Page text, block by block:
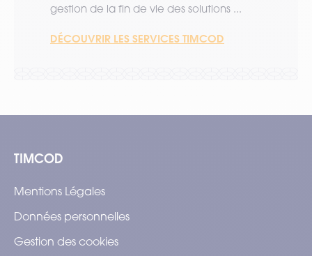
gestion de la fin de vie des solutions ...
DÉCOUVRIR LES SERVICES TIMCOD
TIMCOD
Mentions Légales
Données personnelles
Gestion des cookies